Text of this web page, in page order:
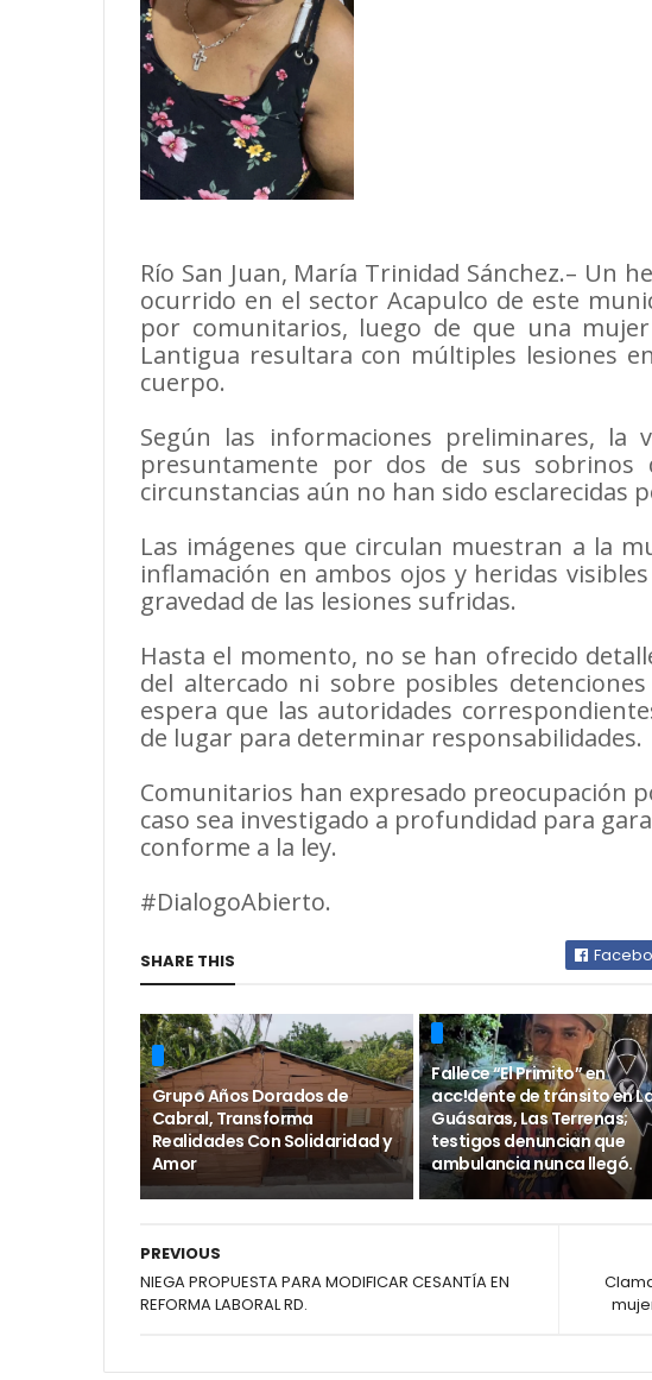
Río San Juan, María Trinidad Sánchez.– Un
ocurrido en el sector Acapulco de este
por comunitarios, luego de que una
Lantigua resultara con múltiples lesiones
cuerpo.
Según las informaciones preliminares, la
presuntamente por dos de sus sobrinos
circunstancias aún no han sido esclarecidas
Las imágenes que circulan muestran a la
inflamación en ambos ojos y heridas
gravedad de las lesiones sufridas.
Hasta el momento, no se han ofrecido
del altercado ni sobre posibles
espera que las autoridades
de lugar para determinar responsabilidades.
Comunitarios han expresado preocupación
caso sea investigado a profundidad para
conforme a la ley.
#DialogoAbierto.
SHARE THIS
Grupo Años Dorados de
Cabral, Transforma
Realidades Con Solidaridad y
Amor
Fallece “El Primito” en
acc!dente de tránsito en
Guásaras, Las Terrenas;
testigos denuncian que
ambulancia nunca llegó.
PREVIOUS
NIEGA PROPUESTA PARA MODIFICAR CESANTÍA EN
REFORMA LABORAL RD.